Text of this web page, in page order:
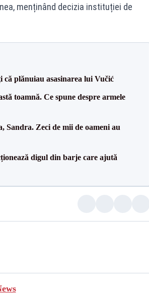
menținând decizia instituției de
plănuiau asasinarea lui Vučić
toamnă. Ce spune despre armele
Sandra. Zeci de mii de oameni au
digul din barje care ajută